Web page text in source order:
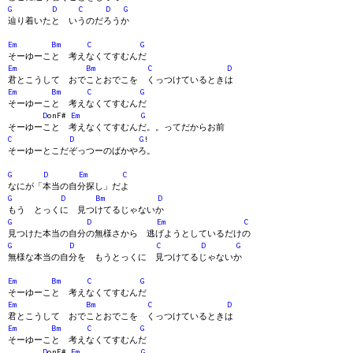
G
D C D
G
辿り着いたと いうのだろうか
Em Bm C
G
そーゆーこと 考えなくてすむんだ
Em
Bm C
D
君とこうして おでことおでこを くっつけているときは
Em
Bm C
G
そーゆーこと 考えなくてすむんだ
DonF# Em
G
そーゆーこと 考えなくてすむんだ。。ってだからお前
C
D G !
そーゆーとこだぞっつーのばかやろ。
G D Em
C
なにが「本当の自分探し」だよ
G
D Bm
D
もう とっくに 見つけてるじゃないか
G
D Em
C
見つけた本当の自分の無様さから 逃げようとしているだけの
G
D C D
G
無様な本当の自分を もうとっくに 見つけてるじゃないか
Em Bm C
G
そーゆーこと 考えなくてすむんだ
Em
Bm C
D
君とこうして おでことおでこを くっつけているときは
Em
Bm C
G
そーゆーこと 考えなくてすむんだ